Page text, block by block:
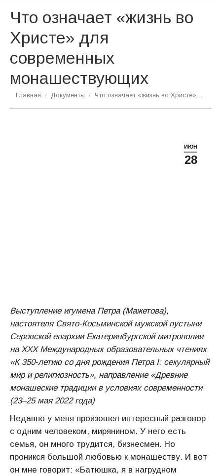
Что означает «жизнь во
Христе» для
современных
монашествующих
Вы здесь:
Главная Документы Что означает «жизнь во Христе»…
ИЮН
28
Выступление игумена Петра (Мажетова),
настоятеля Свято-Косьминской мужской пустыни
Серовской епархии Екатеринбургской митрополии
на XXX Международных образовательных чтениях
«К 350-летию со дня рождения Петра I: секулярный
мир и религиозность», направление «Древние
монашеские традиции в условиях современности
(23–25 мая 2022 года)
Недавно у меня произошел интересный разговор
с одним человеком, мирянином. У него есть
семья, он много трудится, бизнесмен. Но
проникся большой любовью к монашеству. И вот
он мне говорит: «Батюшка, я в нагрудном